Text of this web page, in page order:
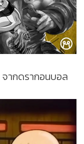
จากดรากอนบอล